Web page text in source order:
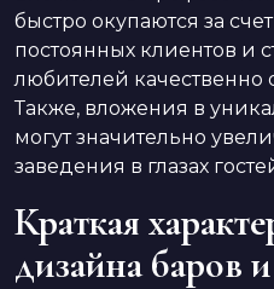
быстро окупаются за
постоянных клиентов и
любителей качественно
Также, вложения в
могут значительно
заведения в глазах
Краткая
дизайна баров